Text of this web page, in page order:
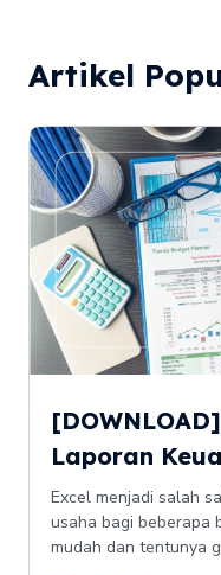
Artikel
Laporan
Excel menjadi salah
usaha bagi beberapa
mudah dan tentunya